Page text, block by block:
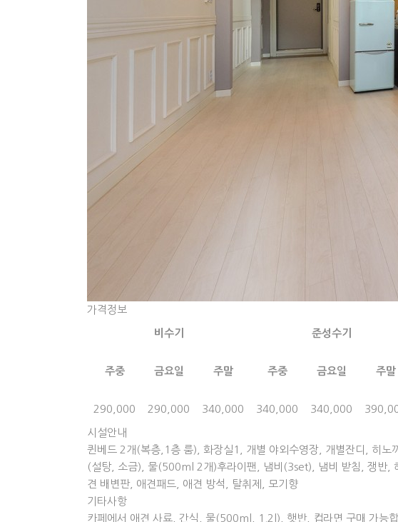
가격정보
비수기 준성수기
주중 금요일 주말 주중 금요일 주말
290,000 290,000 340,000 340,000 340,000
시설안내
퀸베드 2개(복층,1층 룸), 화장실1, 개별 야외수영장, 개별잔디, 히
(설탕, 소금), 물(500ml 2개)후라이팬, 냄비(3set), 냄비 받침, 쟁반,
견 배변판, 애견패드, 애견 방석, 탈취제, 모기향
기타사항
카페에서 애견 사료, 간식, 물(500ml, 1.2l), 햇반, 컵라면 구매 가능합